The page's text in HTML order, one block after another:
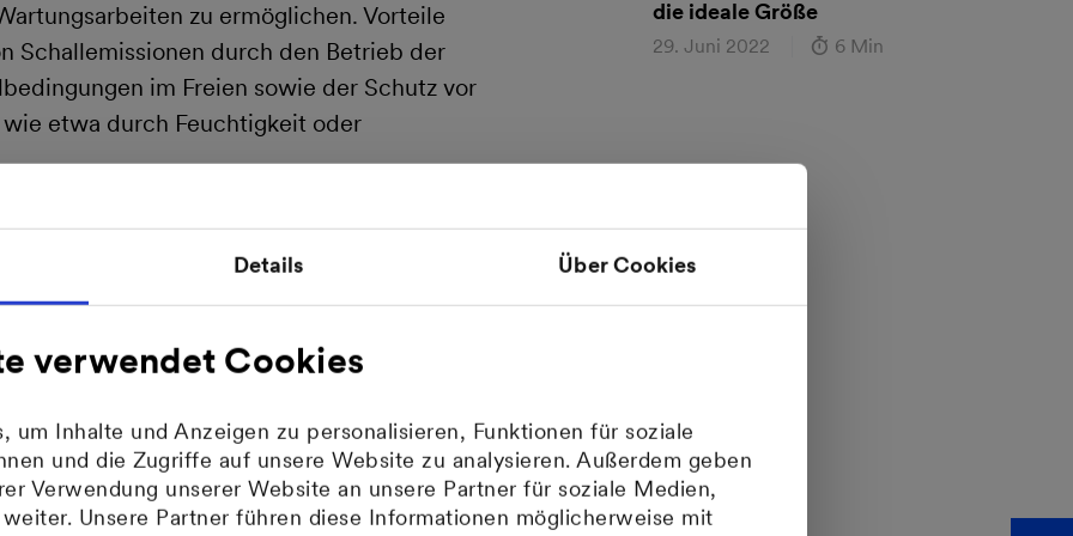
Details Über Cookies
verwendet Cookies
um Inhalte und Anzeigen zu personalisieren, Funktionen für soziale
und die Zugriffe auf unsere Website zu analysieren. Außerdem geben
Verwendung unserer Website an unsere Partner für soziale Medien,
Unsere Partner führen diese Informationen möglicherweise mit
zu ermöglichen. Vorteile
Schallemissionen durch den Betrieb der
im Freien sowie der Schutz vor
etwa durch Feuchtigkeit oder
Rechner
Wärmepumpe meinen
starten
29. Juni 2022 6 Min
die ideale Größe